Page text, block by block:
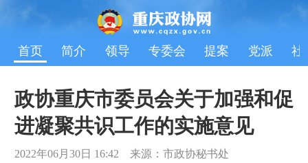
首页 简介 领导 专委会 提案 党派 社
政协重庆市委员会关于加强和促
进凝聚共识工作的实施意见
2022年06月30日 16:42 来源：市政协秘书处